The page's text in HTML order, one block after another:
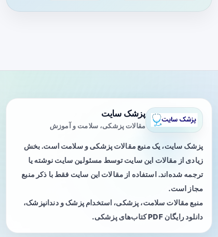
پزشک سایت
مقالات پزشکی، سلامت و آموزش
پزشک سایت، یک منبع مقالات پزشکی و سلامت است. بخش
زیادی از مقالات این سایت توسط مسئولین سایت نوشته یا
ترجمه شده‌اند. استفاده از مقالات این سایت فقط با ذکر منبع
مجاز است.
منبع مقالات سلامت، پزشکی، استخدام پزشک و دندانپزشک،
دانلود رایگان PDF کتاب‌های پزشکی.